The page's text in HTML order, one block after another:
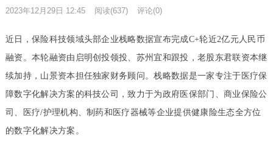
2023年12月29日 12:45 阅读(637) 评论(0)
近日，保险科技领域头部企业栈略数据宣布完成C+轮近2亿元人民币
融资。本轮融资由启明创投领投、苏州宜和跟投，老股东君联资本继
续加持，山景资本担任独家财务顾问。栈略数据是一家专注于医疗保
障数字化解决方案的科技公司，致力于为政府医保部门、商业保险公
司、医疗/护理机构、制药和医疗器械等企业提供健康险生态全方位
的数字化解决方案。